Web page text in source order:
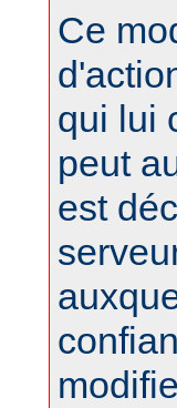
Ce
qui lui
peut
est